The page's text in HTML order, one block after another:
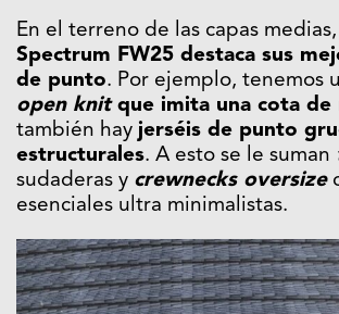
En el terreno de las capas medias,
Spectrum FW25 destaca sus
de punto. Por ejemplo, tenemos
open knitque imita una cota de
también hay jerséis de punto
estructurales. A esto se le suman
sudaderas y crewnecks oversize
esenciales ultra minimalistas.